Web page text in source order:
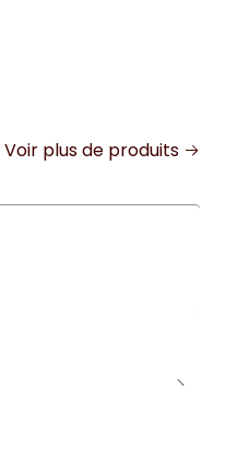
Voir plus de produits